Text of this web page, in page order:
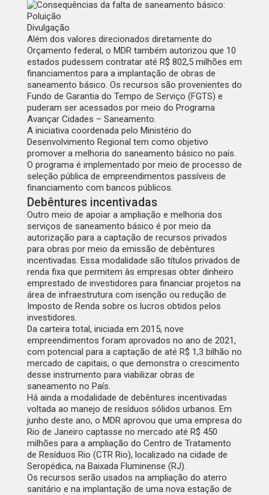
Divulgação
Além dos valores direcionados diretamente do
Orçamento federal, o MDR também autorizou que 10
estados pudessem contratar até R$ 802,5 milhões em
financiamentos para a implantação de obras de
saneamento básico. Os recursos são provenientes do
Fundo de Garantia do Tempo de Serviço (FGTS) e
puderam ser acessados por meio do Programa
Avançar Cidades – Saneamento.
A iniciativa coordenada pelo Ministério do
Desenvolvimento Regional tem como objetivo
promover a melhoria do saneamento básico no país.
O programa é implementado por meio de processo de
seleção pública de empreendimentos passíveis de
financiamento com bancos públicos.
Debêntures incentivadas
Outro meio de apoiar a ampliação e melhoria dos
serviços de saneamento básico é por meio da
autorização para a captação de recursos privados
para obras por meio da emissão de debêntures
incentivadas. Essa modalidade são títulos privados de
renda fixa que permitem às empresas obter dinheiro
emprestado de investidores para financiar projetos na
área de infraestrutura com isenção ou redução de
Imposto de Renda sobre os lucros obtidos pelos
investidores.
Da carteira total, iniciada em 2015, nove
empreendimentos foram aprovados no ano de 2021,
com potencial para a captação de até R$ 1,3 bilhão no
mercado de capitais, o que demonstra o crescimento
desse instrumento para viabilizar obras de
saneamento no País.
Há ainda a modalidade de debêntures incentivadas
voltada ao manejo de resíduos sólidos urbanos. Em
junho deste ano, o MDR aprovou que uma empresa do
Rio de Janeiro captasse no mercado até R$ 450
milhões para a ampliação do Centro de Tratamento
de Resíduos Rio (CTR Rio), localizado na cidade de
Seropédica, na Baixada Fluminense (RJ).
Os recursos serão usados na ampliação do aterro
sanitário e na implantação de uma nova estação de